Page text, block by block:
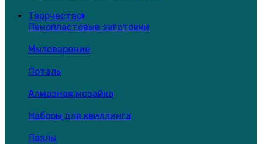
Творчество
Пенопластовые заготовки
Мыловарение
Поталь
Алмазная мозайка
Наборы для квиллинга
Пазлы